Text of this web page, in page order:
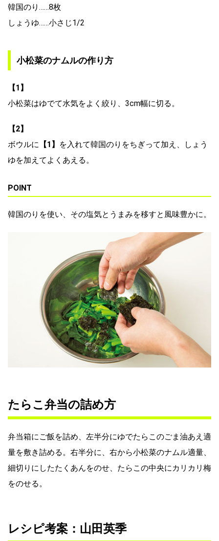
韓国のり……8枚
しょうゆ……小さじ1/2
小松菜のナムルの作り方
【1】
小松菜はゆでて水気をよく絞り、3cm幅に切る。
【2】
ボウルに 【1】
を入れて韓国のりをちぎって加え、しょう
ゆを加えてよくあえる。
POINT
韓国のりを使い、その塩気とうまみを移すと風味豊かに。
たらこ弁当の詰め方
弁当箱にご飯を詰め、左半分にゆでたらこのごま油あえ適
量を敷き詰める。右半分に、右から小松菜のナムル適量、
細切りにしたたくあんをのせ、たらこの中央にカリカリ梅
をのせる。
レシピ考案：山田英季